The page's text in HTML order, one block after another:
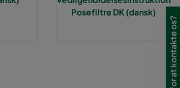
Posefiltre DK (dansk)